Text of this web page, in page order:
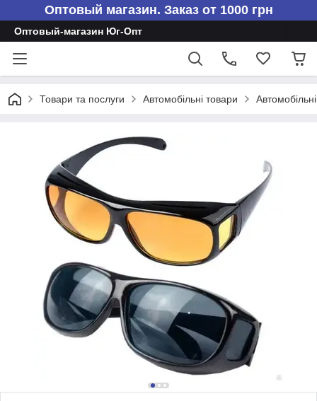
Оптовый магазин. Заказ от 1000 грн
Оптовый-магазин Юг-Опт
Товари та послуги Автомобільні товари